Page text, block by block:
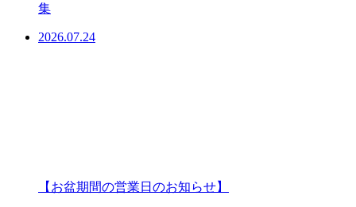
集
2026.07.24
【お盆期間の営業日のお知らせ】